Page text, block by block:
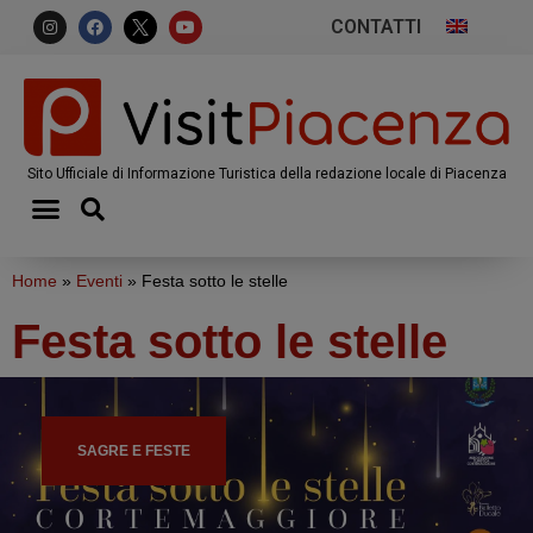
CONTATTI
Sito Ufficiale di Informazione Turistica della redazione locale di Piacenza
Home » Eventi » Festa sotto le stelle
Festa sotto le stelle
SAGRE E FESTE